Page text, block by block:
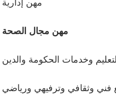
مهن مجال الصحة
وخدمات الحكومة والدين
فني وثقافي وترفيهي ورياضي